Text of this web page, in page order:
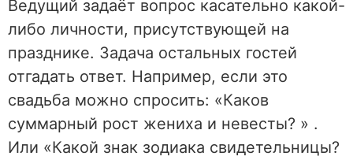
Ведущий задаёт вопрос касательно какой-
либо личности, присутствующей на
празднике. Задача остальных гостей
отгадать ответ. Например, если это
свадьба можно спросить: «Каков
суммарный рост жениха и невесты? » .
Или «Какой знак зодиака свидетельницы?